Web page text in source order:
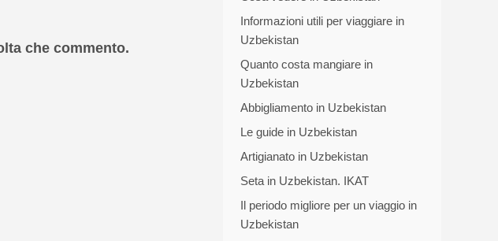
che commento.
Informazioni utili per viaggiare in
Uzbekistan
Quanto costa mangiare in
Uzbekistan
Abbigliamento in Uzbekistan
Le guide in Uzbekistan
Artigianato in Uzbekistan
Seta in Uzbekistan. IKAT
Il periodo migliore per un viaggio in
Uzbekistan